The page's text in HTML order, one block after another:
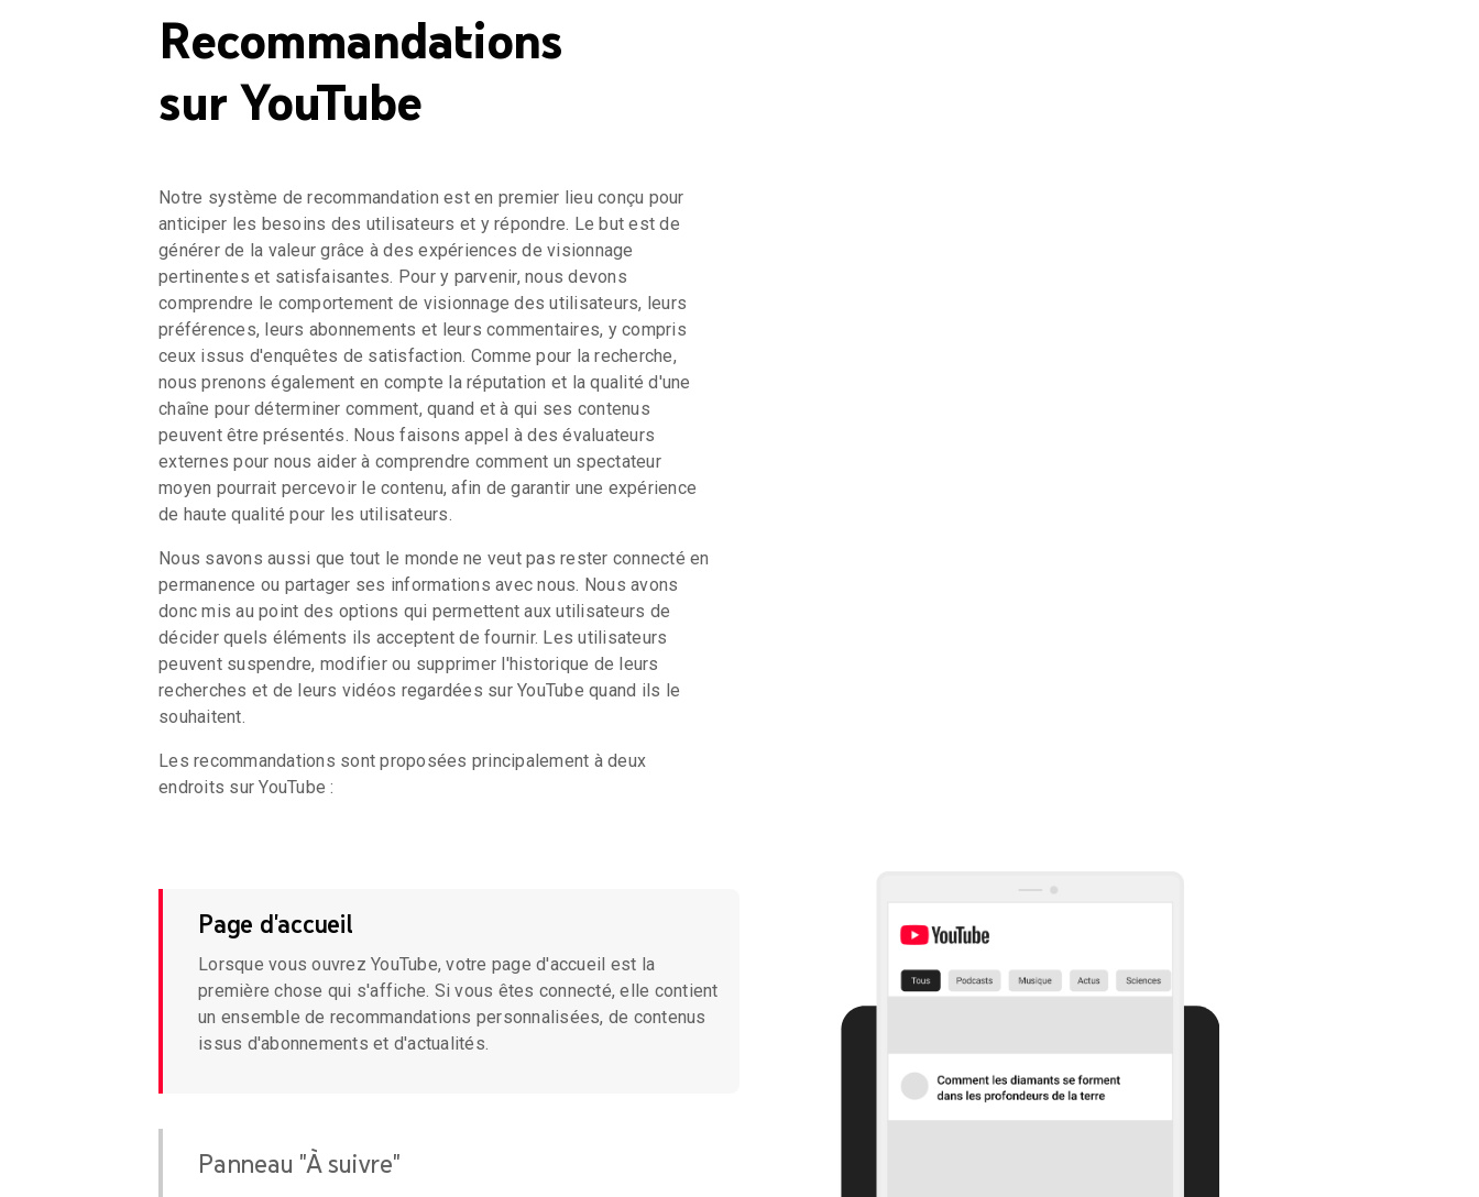
Recommandations
sur YouTube
Notre système de recommandation est en premier lieu conçu pour
anticiper les besoins des utilisateurs et y répondre. Le but est de
générer de la valeur grâce à des expériences de visionnage
pertinentes et satisfaisantes. Pour y parvenir, nous devons
comprendre le comportement de visionnage des utilisateurs, leurs
préférences, leurs abonnements et leurs commentaires, y compris
ceux issus d'enquêtes de satisfaction. Comme pour la recherche,
nous prenons également en compte la réputation et la qualité d'une
chaîne pour déterminer comment, quand et à qui ses contenus
peuvent être présentés. Nous faisons appel à des évaluateurs
externes pour nous aider à comprendre comment un spectateur
moyen pourrait percevoir le contenu, afin de garantir une expérience
de haute qualité pour les utilisateurs.
Nous savons aussi que tout le monde ne veut pas rester connecté en
permanence ou partager ses informations avec nous. Nous avons
donc mis au point des options qui permettent aux utilisateurs de
décider quels éléments ils acceptent de fournir. Les utilisateurs
peuvent suspendre, modifier ou supprimer l'historique de leurs
recherches et de leurs vidéos regardées sur YouTube quand ils le
souhaitent.
Les recommandations sont proposées principalement à deux
endroits sur YouTube :
Page d'accueil
Lorsque vous ouvrez YouTube, votre page d'accueil est la
première chose qui s'affiche. Si vous êtes connecté, elle contient
un ensemble de recommandations personnalisées, de contenus
issus d'abonnements et d'actualités.
Panneau "À suivre"